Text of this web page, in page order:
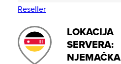
Reseller
LOKACIJA
SERVERA:
NJEMAČKA